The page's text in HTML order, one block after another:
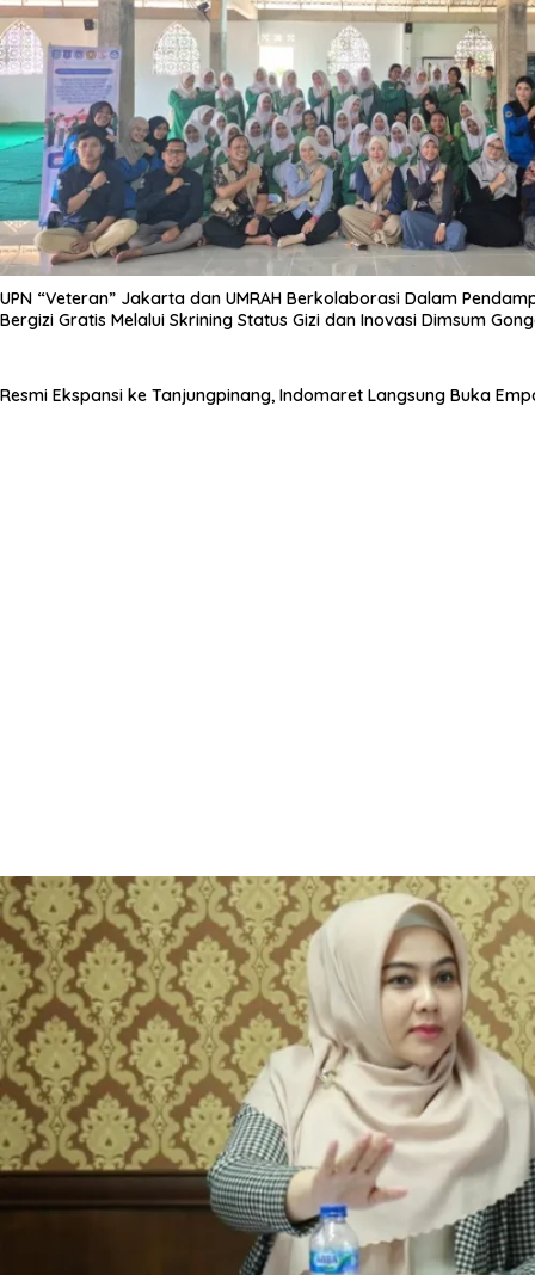
UPN “Veteran” Jakarta dan UMRAH Berkolaborasi Dalam
Bergizi Gratis Melalui Skrining Status Gizi dan Inovasi Dimsum
Resmi Ekspansi ke Tanjungpinang, Indomaret Langsung Buka